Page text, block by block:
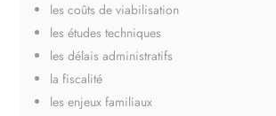
les coûts de viabilisation
les études techniques
les délais administratifs
la fiscalité
les enjeux familiaux